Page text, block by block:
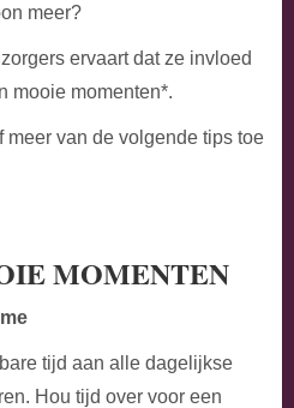
meer?
ervaart dat ze invloed
mooie momenten*.
van de volgende tips toe
MOMENTEN
tijd aan alle dagelijkse
Hou tijd over voor een